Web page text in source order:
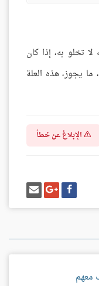
تخلو به، إذا كان
ما يجوز، هذه العلة
الإبلاغ عن خطأ
شارك
على
فيسبوك
شارك
على
غوغل
بلس
إرسل
إيميل
معهم